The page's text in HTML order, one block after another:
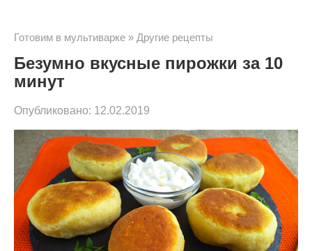
Готовим в мультиварке » Другие рецепты
Безумно вкусные пирожки за 10
минут
Опубликовано: 12.02.2019